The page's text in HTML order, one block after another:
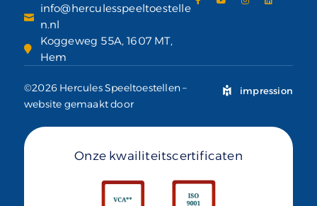
info@herculesspeeltoestelle
n.nl
Koggeweg 55A, 1607 MT,
Hem
©2026 Hercules Speeltoestellen –
website gemaakt door
impression
Onze kwailiteitscertificaten